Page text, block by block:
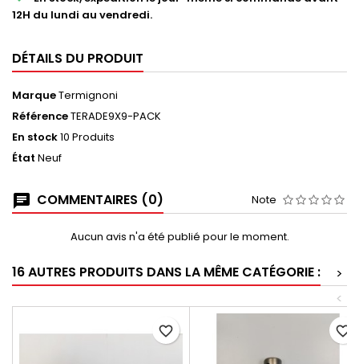
12H du lundi au vendredi.
DÉTAILS DU PRODUIT
MarqueTermignoni
RéférenceTERADE9X9-PACK
En stock10 Produits
État Neuf
COMMENTAIRES (0) Note
Aucun avis n'a été publié pour le moment.
16 AUTRES PRODUITS DANS LA MÊME CATÉGORIE :
>
<
favorite_border favorite_border